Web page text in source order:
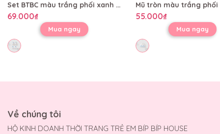
Set BTBC màu trắng phối xanh họa tiết mèo sao hỏa
69.000₫
Mua ngay
55.000₫
Mua ngay
Về chúng tôi
HỘ KINH DOANH THỜI TRANG TRẺ EM BÍP BÍP HOUSE